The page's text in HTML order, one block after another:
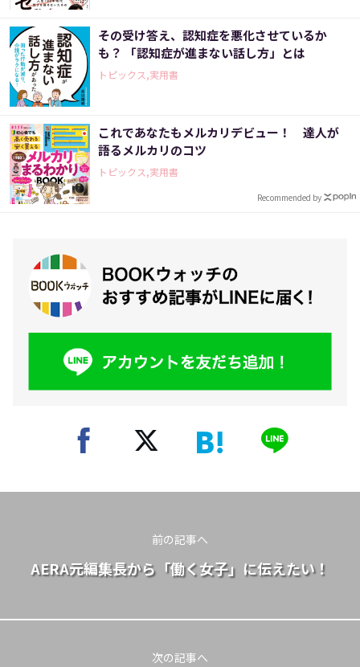
その受け答え、認知症を悪化させているか
も？ 「認知症が進まない話し方」とは
トピックス,実用書
これであなたもメルカリデビュー！ 達人が
語るメルカリのコツ
トピックス,実用書
Recommended by
前の記事へ
AERA元編集長から「働く女子」に伝えたい！
次の記事へ